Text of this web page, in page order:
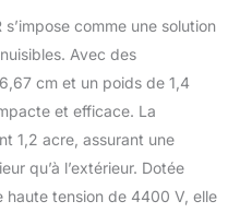
de 4 400 V, une
de grille
de 30 % et
vitesse
améliorée
seconde à
impact, son
d'électrocution
comme une solution
Avec des
cm et un poids de 1,4
et efficace. La
1,2 acre, assurant une
qu’à l’extérieur. Dotée
haute tension de 4400 V, elle